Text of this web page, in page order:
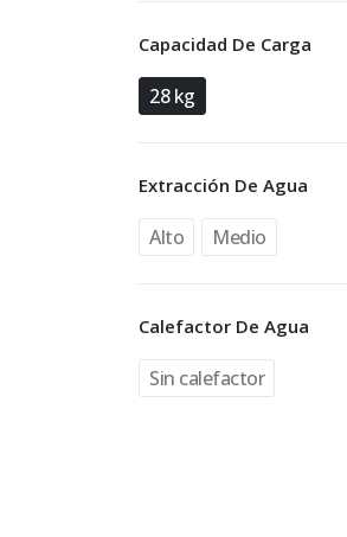
Capacidad De Carga
28 kg
Extracción De Agua
Alto Medio
Calefactor De Agua
Sin calefactor